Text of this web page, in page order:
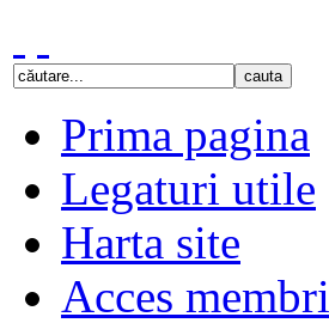
Prima pagina
Legaturi utile
Harta site
Acces membri